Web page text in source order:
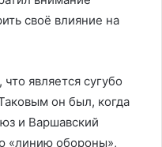
своё влияние на
является сугубо
он был, когда
и Варшавский
«линию обороны»,